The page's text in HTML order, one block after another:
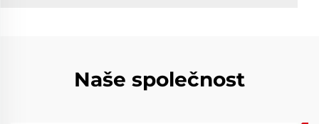
Naše společnost